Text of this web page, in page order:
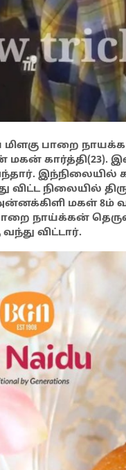
மிளகு பாறை
மகன் கார்த்தி(23).
வந்தார்.
நிலையில்
மகள் 8ம்
நாய்க்கன்
விட்டார்.